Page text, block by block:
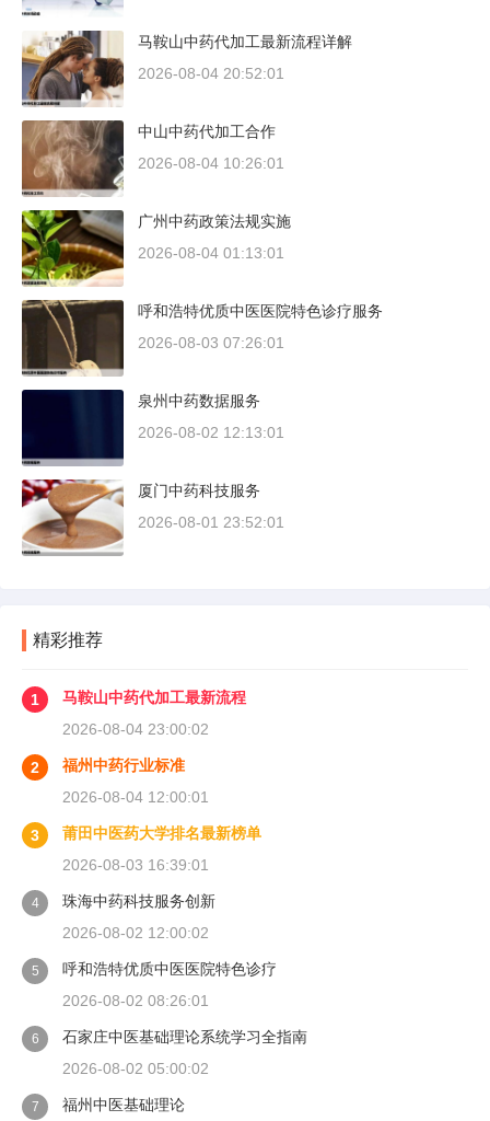
马鞍山中药代加工最新流程详解
2026-08-04 20:52:01
中山中药代加工合作
2026-08-04 10:26:01
广州中药政策法规实施
2026-08-04 01:13:01
呼和浩特优质中医医院特色诊疗服务
2026-08-03 07:26:01
泉州中药数据服务
2026-08-02 12:13:01
厦门中药科技服务
2026-08-01 23:52:01
精彩推荐
1
马鞍山中药代加工最新流程
2026-08-04 23:00:02
2
福州中药行业标准
2026-08-04 12:00:01
3
莆田中医药大学排名最新榜单
2026-08-03 16:39:01
4
珠海中药科技服务创新
2026-08-02 12:00:02
5
呼和浩特优质中医医院特色诊疗
2026-08-02 08:26:01
6
石家庄中医基础理论系统学习全指南
2026-08-02 05:00:02
7 福州中医基础理论